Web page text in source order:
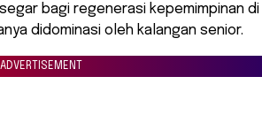
bagi regenerasi kepemimpinan di
didominasi oleh kalangan senior.
ADVERTISEMENT